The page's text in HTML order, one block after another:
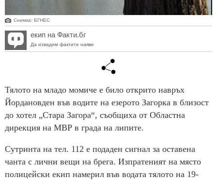
Снимка: БГНЕС
екип на Факти.бг
Да извадим фактите наяве
Тялото на младо момиче е било открито навръх
Йордановден във водите на езерото Загорка в близост
до хотел „Стара Загора“, съобщиха от Областна
дирекция на МВР в града на липите.
Сутринта на тел. 112 е подаден сигнал за оставена
чанта с лични вещи на брега. Изпратеният на място
полицейски екип намерил във водата тялото на 19-